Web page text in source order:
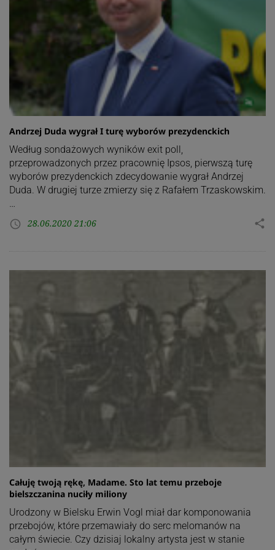
Andrzej Duda wygrał I turę wyborów prezydenckich
Według sondażowych wyników exit poll,
przeprowadzonych przez pracownię Ipsos, pierwszą turę
wyborów prezydenckich zdecydowanie wygrał Andrzej
Duda. W drugiej turze zmierzy się z Rafałem Trzaskowskim.
access_time 28.06.2020 21:06 share
Całuję twoją rękę, Madame. Sto lat temu przeboje
bielszczanina nuciły miliony
Urodzony w Bielsku Erwin Vogl miał dar komponowania
przebojów, które przemawiały do serc melomanów na
całym świecie. Czy dzisiaj lokalny artysta jest w stanie